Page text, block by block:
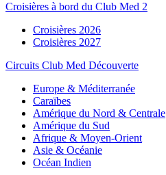
Croisières à bord du Club Med 2
Croisières 2026
Croisières 2027
Circuits Club Med Découverte
Europe & Méditerranée
Caraïbes
Amérique du Nord & Centrale
Amérique du Sud
Afrique & Moyen-Orient
Asie & Océanie
Océan Indien